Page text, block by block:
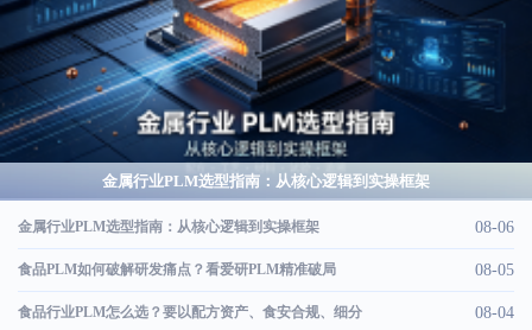
金属行业PLM选型指南：从核心逻辑到实操框架
金属行业PLM选型指南：从核心逻辑到实操框架 08-06
食品PLM如何破解研发痛点？看爱研PLM精准破局 08-05
食品行业PLM怎么选？要以配方资产、食安合规、细分 08-04